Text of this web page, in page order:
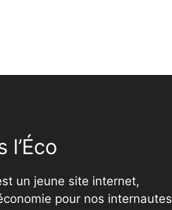
l’Éco
un jeune site internet,
pour nos